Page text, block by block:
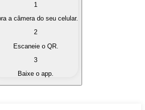
de seu interesse de forma
criptomoedas em moeda fiduciária
por outra
1
a câmera do seu celular.
2
Escaneie o QR.
3
Baixe o app.